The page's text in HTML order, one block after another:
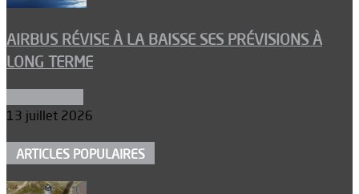
AIRBUS RÉVISE À LA BAISSE SES PRÉVISIONS À
LONG TERME
13 juillet 2026
ARTICLES POPULAIRES